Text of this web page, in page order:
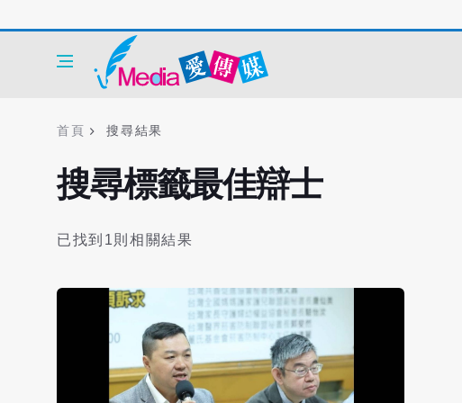
首頁 搜尋結果
搜尋標籤最佳辯士
已找到1則相關結果